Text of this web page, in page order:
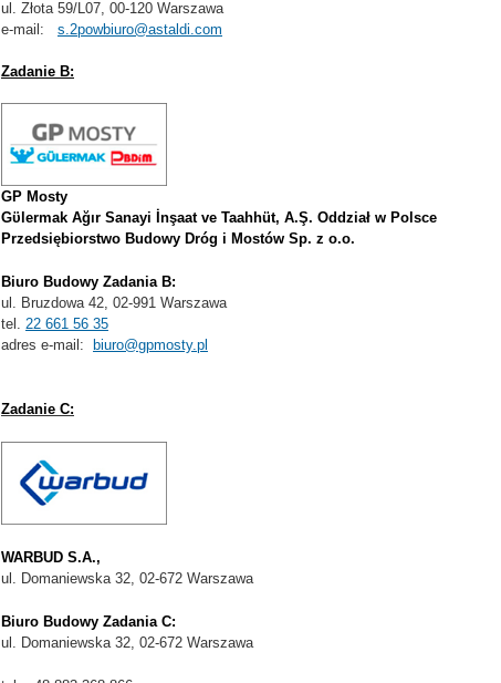
ul. Złota 59/L07 , 00-120 Warszawa
e-mail: s.2powbiuro@astaldi.com
Zadanie B:
GP Mosty
Gϋlermak Ağır Sanayi İnşaat ve Taahhüt, A.Ş. Oddział w Polsce
Przedsiębiorstwo Budowy Dróg i Mostów Sp. z o.o.
Biuro Budowy Zadania B:
ul. Bruzdowa 42, 02-991 Warszawa
tel. 22 661 56 35
adres e-mail: biuro@gpmosty.pl
Zadanie C:
WARBUD S.A.,
ul. Domaniewska 32, 02-672 Warszawa
Biuro Budowy Zadania C:
ul. Domaniewska 32, 02-672 Warszawa